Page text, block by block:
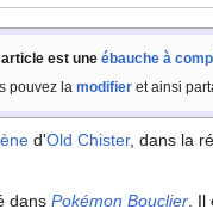
est une ébauche à
pouvez la modifieret ainsi
d'Old Chister, dans la
dans Pokémon Bouclier .